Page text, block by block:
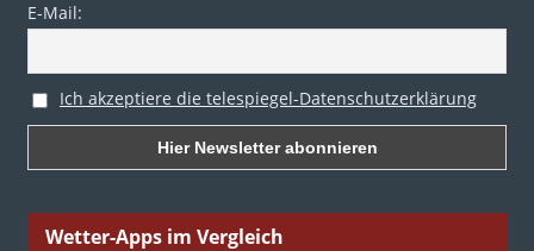
E-Mail:
Ich akzeptiere die telespiegel-Datenschutzerklärung
Wetter-Apps im Vergleich